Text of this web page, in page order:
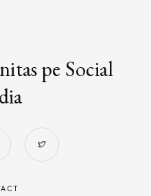
pe Social